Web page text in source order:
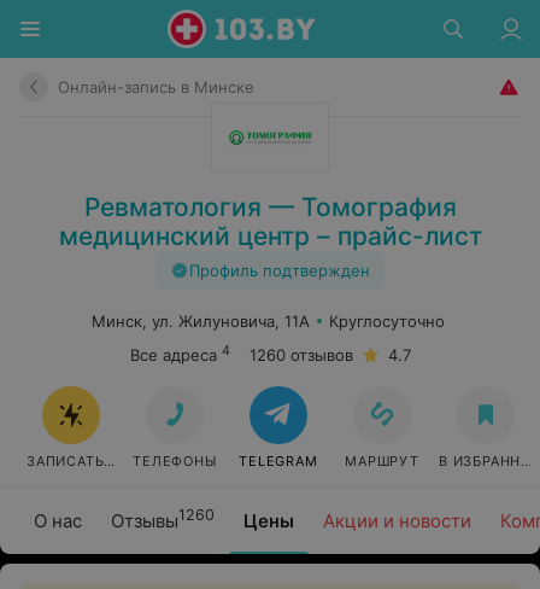
Онлайн-запись в Минске
Ревматология — Томография
медицинский центр – прайс-лист
Профиль подтвержден
О нас Отзывы1260 Цены Акции и новости
Минск, ул. Жилуновича, 11А
Круглосуточно
Все адреса 4 1260 отзывов 4.7
ЗАПИСАТЬСЯ ОНЛАЙН
ТЕЛЕФОНЫ TELEGRAM МАРШРУТ В ИЗБРАННОЕ